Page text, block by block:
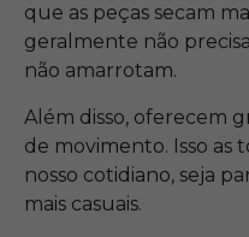
que as peças secam
geralmente não
não amarrotam.
Além disso, oferecem
de movimento. Isso as
nosso cotidiano, seja
mais casuais.